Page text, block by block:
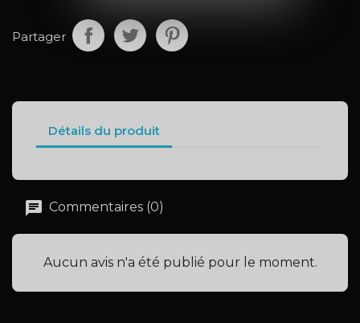
Partager
Détails du produit
Commentaires (0)
Aucun avis n'a été publié pour le moment.